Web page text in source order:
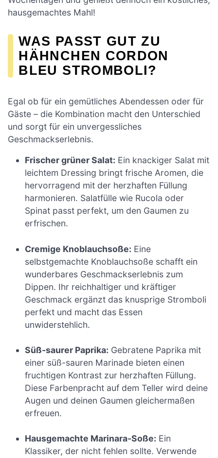
hausgemachtes Mahl!
WAS PASST GUT ZU
HÄHNCHEN CORDON
BLEU STROMBOLI?
Egal ob für ein gemütliches Abendessen oder für
Gäste – die Kombination macht den Unterschied
und sorgt für ein unvergessliches
Geschmackserlebnis.
Frischer grüner Salat: Ein knackiger Salat mit
leichtem Dressing bringt frische Aromen, die
hervorragend mit der herzhaften Füllung
harmonieren. Salatfülle wie Rucola oder
Spinat passt perfekt, um den Gaumen zu
erfrischen.
Cremige Knoblauchsoße: Eine
selbstgemachte Knoblauchsoße schafft ein
wunderbares Geschmackserlebnis zum
Dippen. Ihr reichhaltiger und kräftiger
Geschmack ergänzt das knusprige Stromboli
perfekt und macht das Essen
unwiderstehlich.
Süß-saurer Paprika: Gebratene Paprika mit
einer süß-sauren Marinade bieten einen
fruchtigen Kontrast zur herzhaften Füllung.
Diese Farbenpracht auf dem Teller wird deine
Augen und deinen Gaumen gleichermaßen
erfreuen.
Hausgemachte Marinara-Soße: Ein
Klassiker, der nicht fehlen sollte. Verwende